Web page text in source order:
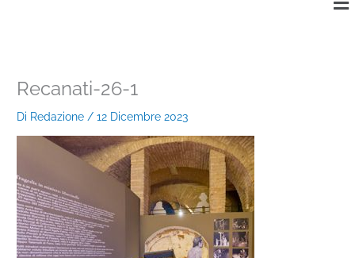
Recanati-26-1
Di Redazione /12 Dicembre 2023